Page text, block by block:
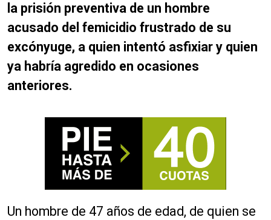
la prisión preventiva de un hombre
acusado del femicidio frustrado de su
excónyuge, a quien intentó asfixiar y quien
ya habría agredido en ocasiones
anteriores.
Un hombre de 47 años de edad, de quien se